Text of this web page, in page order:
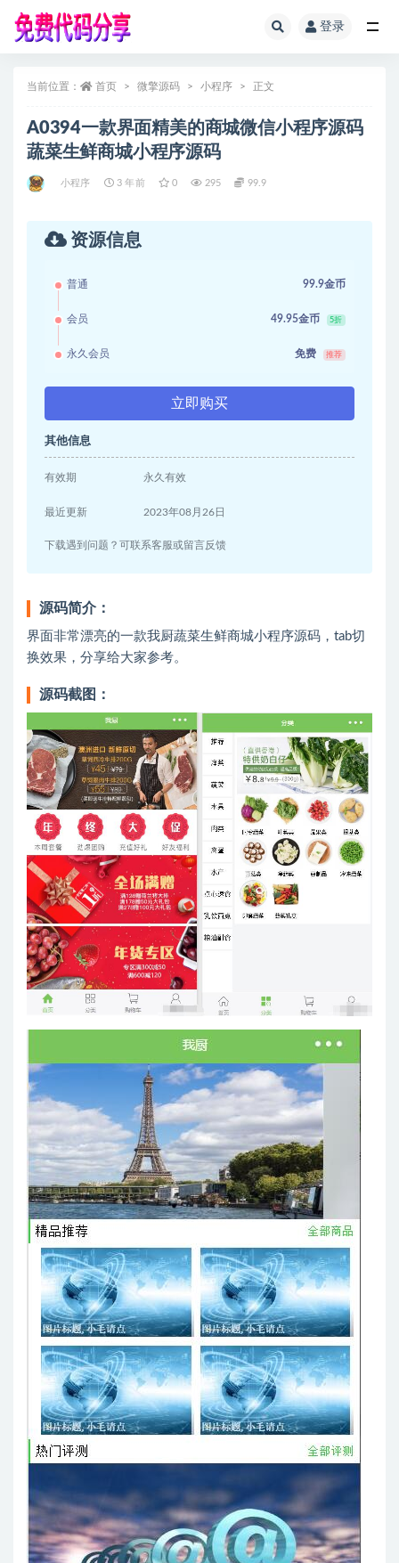
登录
当前位置： 首页 微擎源码 小程序 正文
A0394一款界面精美的商城微信小程序源码
蔬菜生鲜商城小程序源码
小程序 3 年前 0 295 99.9
资源信息
普通 99.9金币
会员 49.95金币 5折
永久会员 免费 推荐
立即购买
其他信息
有效期 永久有效
最近更新 2023年08月26日
下载遇到问题？可联系客服或留言反馈
源码简介：
界面非常漂亮的一款我厨蔬菜生鲜商城小程序源码，tab切
换效果，分享给大家参考。
源码截图：